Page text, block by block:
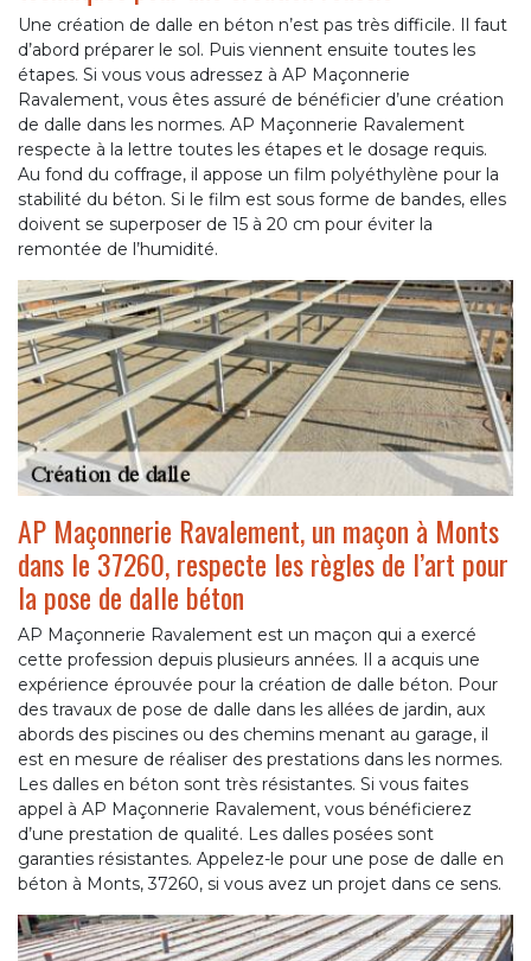
Une création de dalle en béton n’est pas très difficile. Il faut
d’abord préparer le sol. Puis viennent ensuite toutes les
étapes. Si vous vous adressez à AP Maçonnerie
Ravalement, vous êtes assuré de bénéficier d’une création
de dalle dans les normes. AP Maçonnerie Ravalement
respecte à la lettre toutes les étapes et le dosage requis.
Au fond du coffrage, il appose un film polyéthylène pour la
stabilité du béton. Si le film est sous forme de bandes, elles
doivent se superposer de 15 à 20 cm pour éviter la
remontée de l’humidité.
AP Maçonnerie Ravalement, un maçon à Monts
dans le 37260, respecte les règles de l’art pour
la pose de dalle béton
AP Maçonnerie Ravalement est un maçon qui a exercé
cette profession depuis plusieurs années. Il a acquis une
expérience éprouvée pour la création de dalle béton. Pour
des travaux de pose de dalle dans les allées de jardin, aux
abords des piscines ou des chemins menant au garage, il
est en mesure de réaliser des prestations dans les normes.
Les dalles en béton sont très résistantes. Si vous faites
appel à AP Maçonnerie Ravalement, vous bénéficierez
d’une prestation de qualité. Les dalles posées sont
garanties résistantes. Appelez-le pour une pose de dalle en
béton à Monts, 37260, si vous avez un projet dans ce sens.